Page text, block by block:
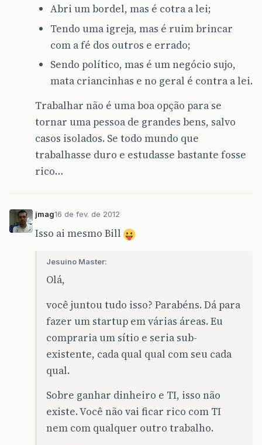
Abri um bordel, mas é cotra a lei;
Tendo uma igreja, mas é ruim brincar
com a fé dos outros e errado;
Sendo político, mas é um negócio sujo,
mata criancinhas e no geral é contra a lei.
Trabalhar não é uma boa opção para se
tornar uma pessoa de grandes bens, salvo
casos isolados. Se todo mundo que
trabalhasse duro e estudasse bastante fosse
rico…
jmag16 de fev. de 2012
Isso ai mesmo Bill
Jesuino Master:
Olá,
você juntou tudo isso? Parabéns. Dá para
fazer um startup em várias áreas. Eu
compraria um sítio e seria sub-
existente, cada qual qual com seu cada
qual.
Sobre ganhar dinheiro e TI, isso não
existe. Você não vai ficar rico com TI
nem com qualquer outro trabalho.